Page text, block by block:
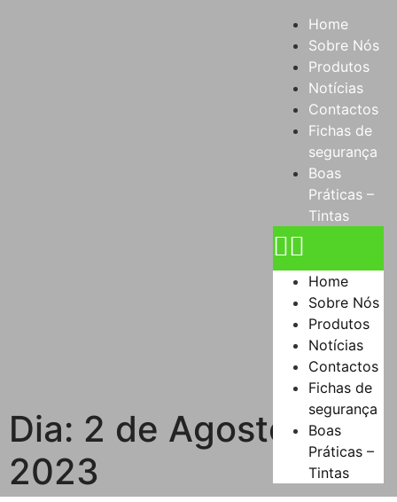
Home
Sobre Nós
Produtos
Notícias
Contactos
Fichas de
segurança
Boas
Práticas –
Tintas
Home
Sobre Nós
Produtos
Notícias
Contactos
Fichas de
segurança
Boas
Práticas –
Tintas
Dia: 2 de Agosto,
2023